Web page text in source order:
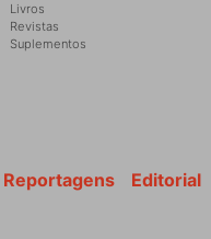
Livros
Revistas
Suplementos
Editorial
Reportagens